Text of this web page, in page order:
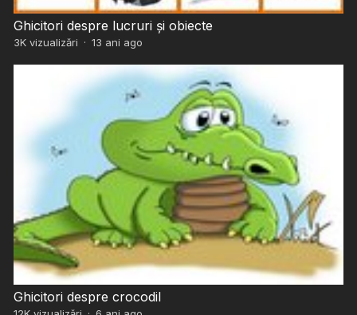
Ghicitori despre lucruri și obiecte
3Kvizualizări · 13 ani ago
Ghicitori despre crocodil